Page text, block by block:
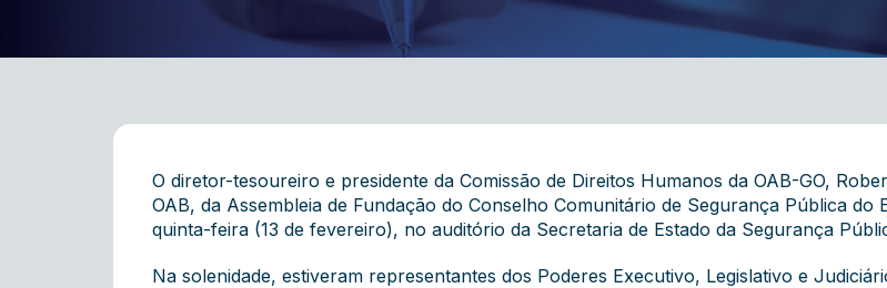
O diretor-tesoureiro e presidente da Comissão de Direitos Humanos da OAB-GO,
OAB, da Assembleia de Fundação do Conselho Comunitário de Segurança Pública do
quinta-feira (13 de fevereiro), no auditório da Secretaria de Estado da Segurança
Na solenidade, estiveram representantes dos Poderes Executivo, Legislativo e